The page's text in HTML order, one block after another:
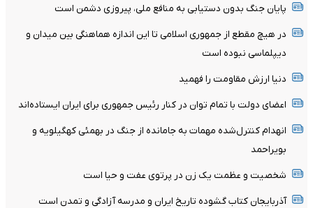
پایان جنگ بدون دستیابی به منافع ملی، پیروزی دشمن است
در هیچ مقطع از جمهوری اسلامی تا این اندازه هماهنگی بین میدان و
دیپلماسی نبوده است
دنیا ارزش مقاومت را فهمید
اعضای دولت با تمام توان در کنار رئیس جمهوری برای ایران ایستاده‌اند
انهدام کنترل‌شده مهمات به‌ جامانده از جنگ در بهمئی کهگیلویه و
بویراحمد
شخصیت و عظمت یک زن در پرتوی عفت و حیا است
آذربایجان کتاب گشوده تاریخ ایران و مدرسه آزادگی و تمدن است